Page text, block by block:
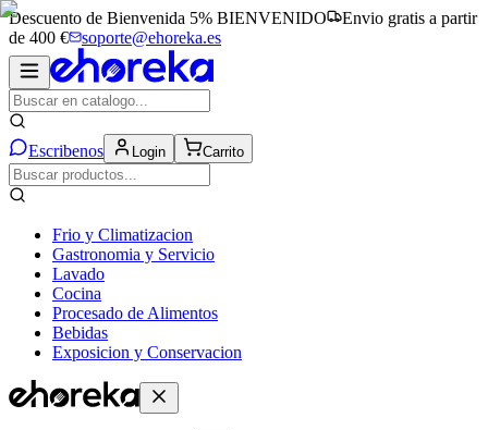
Descuento de Bienvenida 5% BIENVENIDO
Envio gratis a partir
de 400 €
soporte@ehoreka.es
Escribenos Login Carrito
Frio y Climatizacion
Gastronomia y Servicio
Lavado
Cocina
Procesado de Alimentos
Bebidas
Exposicion y Conservacion